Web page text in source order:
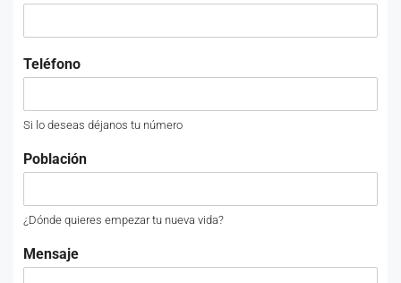
Teléfono
Si lo deseas déjanos tu número
Población
¿Dónde quieres empezar tu nueva vida?
Mensaje